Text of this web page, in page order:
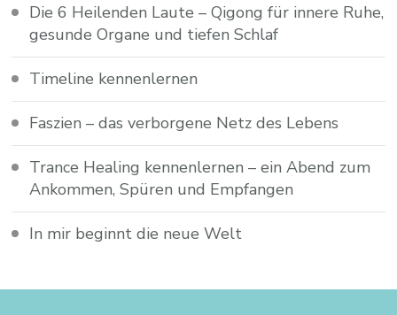
Die 6 Heilenden Laute – Qigong für innere Ruhe,
gesunde Organe und tiefen Schlaf
Timeline kennenlernen
Faszien – das verborgene Netz des Lebens
Trance Healing kennenlernen – ein Abend zum
Ankommen, Spüren und Empfangen
In mir beginnt die neue Welt